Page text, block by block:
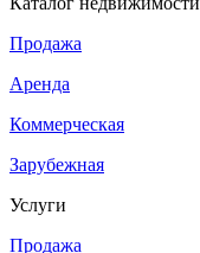
Продажа
Аренда
Коммерческая
Зарубежная
Услуги
Продажа